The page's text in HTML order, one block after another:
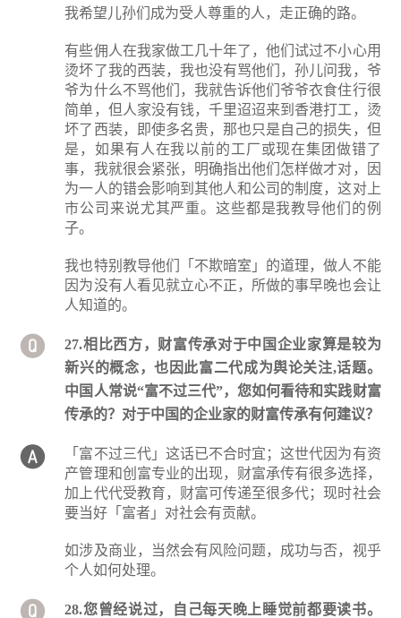
我希望儿孙们成为受人尊重的人，走正确的路。
有些佣人在我家做工几十年了，他们试过不小心用
烫坏了我的西装，我也没有骂他们，孙儿问我，爷
爷为什么不骂他们，我就告诉他们爷爷衣食住行很
简单，但人家没有钱，千里迢迢来到香港打工，烫
坏了西装，即使多名贵，那也只是自己的损失，但
是，如果有人在我以前的工厂或现在集团做错了
事，我就很会紧张，明确指出他们怎样做才对，因
为一人的错会影响到其他人和公司的制度，这对上
市公司来说尤其严重。这些都是我教导他们的例
子。
我也特别教导他们「不欺暗室」的道理，做人不能
因为没有人看见就立心不正，所做的事早晚也会让
人知道的。
27.相比西方，财富传承对于中国企业家算是较为
新兴的概念，也因此富二代成为舆论关注,话题。
中国人常说“富不过三代”，您如何看待和实践财富
传承的？对于中国的企业家的财富传承有何建议？
「富不过三代」这话已不合时宜；这世代因为有资
产管理和创富专业的出现，财富承传有很多选择，
加上代代受教育，财富可传递至很多代；现时社会
要当好「富者」对社会有贡献。
如涉及商业，当然会有风险问题，成功与否，视乎
个人如何处理。
28.您曾经说过，自己每天晚上睡觉前都要读书。